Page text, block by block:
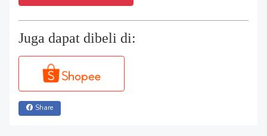
Juga dapat dibeli di:
Share